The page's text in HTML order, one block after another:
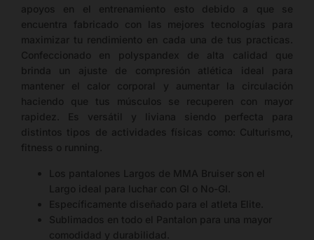
apoyos en el entrenamiento esto debido a que se
encuentra fabricado con las mejores tecnologías para
maximizar tu rendimiento en cada una de tus practicas.
Confeccionado en polyspandex de alta calidad que
brinda un ajuste de compresión atlética ideal para
mantener el calor corporal y aumentar la circulación
haciendo que tus músculos se recuperen con mayor
rapidez. Es versátil y liviana siendo perfecta para
distintos tipos de actividades físicas como: Culturismo,
fitness o running.
Los pantalones Largos de MMA Bruiser son el
Largo ideal para luchar con GI o No-GI.
Específicamente diseñado para el atleta Elite.
Sublimados en todo el Pantalon para una mayor
comodidad y durabilidad.